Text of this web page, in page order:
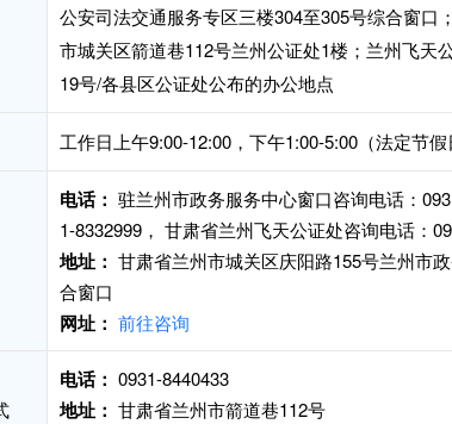
公安司法交通服务专区三楼304至305号综合窗口
市城关区箭道巷112号兰州公证处1楼；兰州飞天
19号/各县区公证处公布的办公地点
工作日上午9:00-12:00，下午1:00-5:00（法定节假
电话： 驻兰州市政务服务中心窗口咨询电话：
1-8332999， 甘肃省兰州飞天公证处咨询电话：
地址： 甘肃省兰州市城关区庆阳路155号兰州市
合窗口
网址： 前往咨询
电话： 0931-8440433
地址： 甘肃省兰州市箭道巷112号